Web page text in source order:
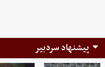
پیشنهاد سردبیر